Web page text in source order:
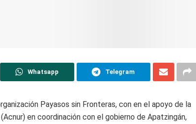
Whatsapp Telegram
Payasos sin Fronteras, con en el apoyo de la
en coordinación con el gobierno de Apatzingán,